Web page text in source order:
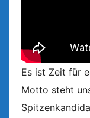
Es ist Zeit für
Motto steht